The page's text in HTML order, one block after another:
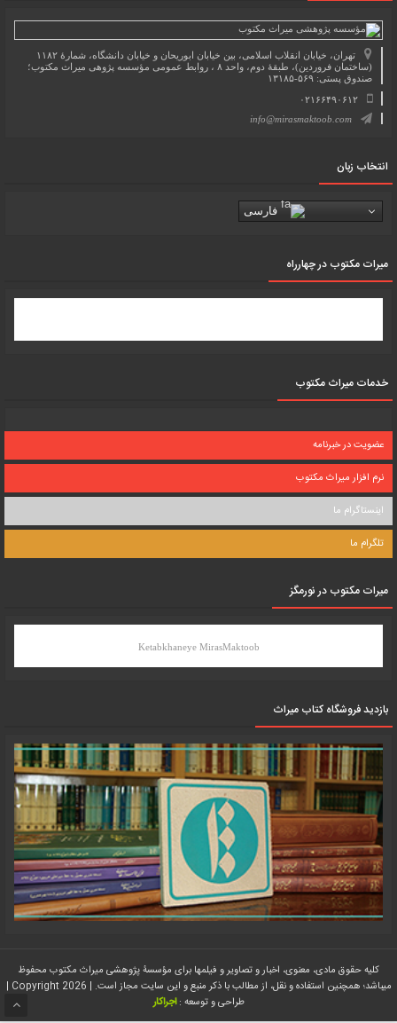
تهران، خیابان انقلاب اسلامی، بین خیابان ابوریحان و خیابان دانشگاه، شمارۀ ۱۱۸۲
(ساختمان فروردین)، طبقۀ دوم، واحد ۸ ، روابط عمومی مؤسسه پژوهی میراث مکتوب؛
صندوق پستی: ۵۶۹-۱۳۱۸۵
۰۲۱۶۶۴۹۰۶۱۲
info@mirasmaktoob.com
انتخاب زبان
فارسی
میرات مکتوب در چهارراه
خدمات میراث مکتوب
عضویت در خبرنامه
نرم افزار میراث مکتوب
اینستاگرام ما
تلگرام ما
میرات مکتوب در نورمگز
Ketabkhaneye MirasMaktoob
بازدید فروشگاه کتاب میراث
کلیه حقوق مادی، معنوی، اخبار و تصاویر و فیلمها برای مؤسسۀ پژوهشی میراث مکتوب محفوظ
میباشد؛ همچنین استفاده و نقل، از مطالب با ذکر منبع و این سایت مجاز است. | Copyright 2026 |
طراحی و توسعه : اجراکار